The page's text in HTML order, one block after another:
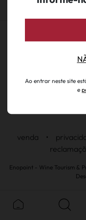
Ao entrar neste site
e
venda •
Enopoint - Wine Tourism &